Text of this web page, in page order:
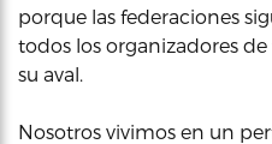
porque las federaciones
todos los organizadores
su aval.
Nosotros vivimos en un